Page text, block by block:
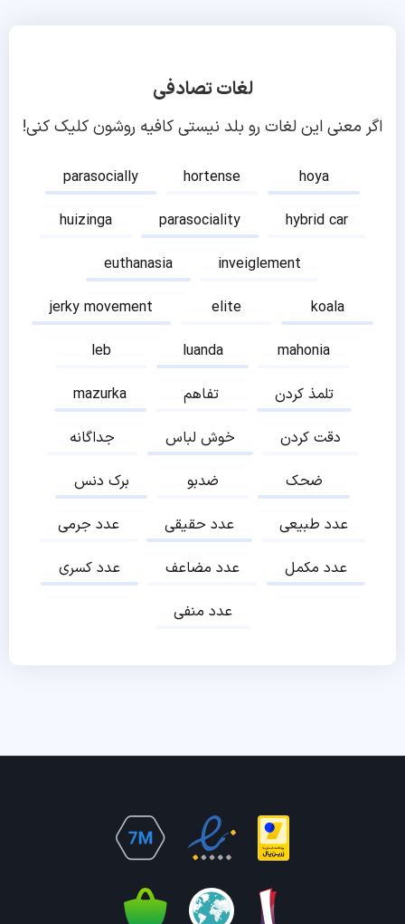
لغات تصادفی
اگر معنی این لغات رو بلد نیستی کافیه روشون کلیک کنی!
parasocially hortense
hoya
huizinga
parasociality
hybrid car
euthanasia
inveiglement
jerky movement
elite
koala
leb
luanda
mahonia
mazurka
تفاهم
تلمذ کردن
جداگانه
خوش لباس
دقت کردن
برک دنس
ضدبو
ضحک
عدد جرمی
عدد حقیقی
عدد طبیعی
عدد کسری
عدد مضاعف
عدد مکمل
عدد منفی